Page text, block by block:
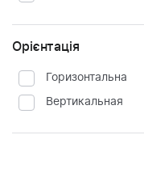
Орієнтація
Горизонтальна
Вертикальная